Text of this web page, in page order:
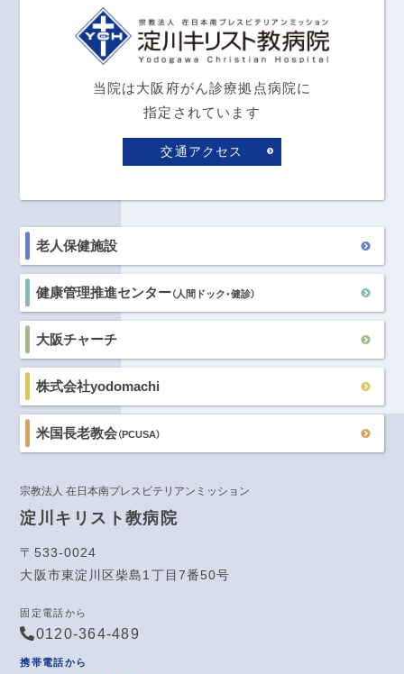
当院は大阪府がん診療拠点病院に
指定されています
交通アクセス
老人保健施設
健康管理推進センター（人間ドック・健診）
大阪チャーチ
株式会社yodomachi
米国長老教会（PCUSA）
宗教法人 在日本南プレスビテリアンミッション
淀川キリスト教病院
〒533-0024
大阪市東淀川区柴島1丁目7番50号
固定電話から
0120-364-489
携帯電話から